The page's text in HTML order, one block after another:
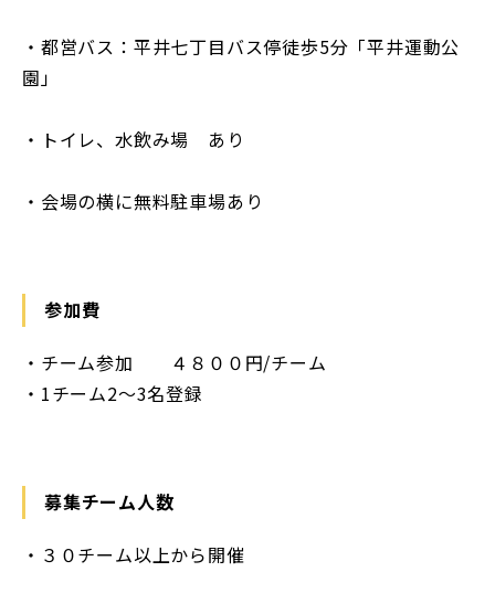
・都営バス：平井七丁目バス停徒歩5分「平井運動公
園」
・トイレ、水飲み場 あり
・会場の横に無料駐車場あり
参加費
・チーム参加 ４８００円/チーム
・1チーム2～3名登録
募集チーム人数
・３０チーム以上から開催